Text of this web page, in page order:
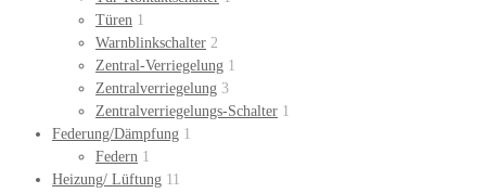
Türen 1
Warnblinkschalter 2
Zentral-Verriegelung 1
Zentralverriegelung 3
Zentralverriegelungs-Schalter 1
Federung/Dämpfung 1
Federn 1
Heizung/ Lüftung 11